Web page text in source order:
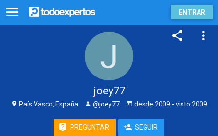
ENTRAR
joey77
País Vasco, España @joey77 desde 2009 - visto 2009
PREGUNTAR SEGUIR